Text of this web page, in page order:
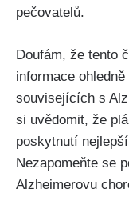
pečovatelů.
Doufám, že tento
informace
souvisejících s
si uvědomit, že
poskytnutí
Nezapomeňte se
Alzheimerovu